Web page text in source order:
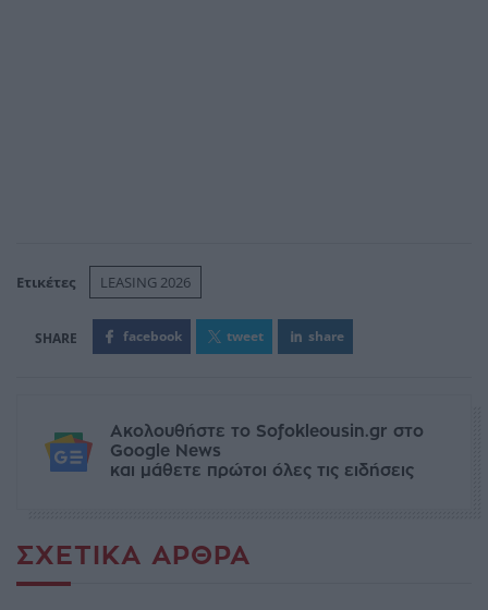
Ετικέτες LEASING 2026
facebook tweet share
Ακολουθήστε το Sofokleousin.gr στο
Google News
και μάθετε πρώτοι όλες τις ειδήσεις
ΣΧΕΤΙΚΆ ΆΡΘΡΑ